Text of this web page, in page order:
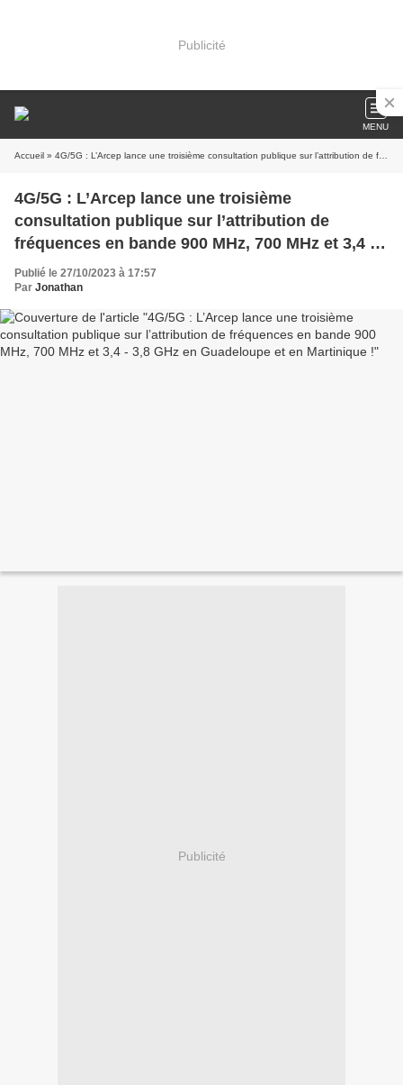
Publicité
MENU
Accueil » 4G/5G : L’Arcep lance une troisième consultation publique sur l’attribution de fréquences en bande 900 MHz, 700 MHz et 3,4 - 3,8 GHz en Guadeloupe et en Martinique !
4G/5G : L’Arcep lance une troisième
consultation publique sur l’attribution de
fréquences en bande 900 MHz, 700 MHz et 3,4 -
3,8 GHz en Guadeloupe et en Martinique !
Publié le 27/10/2023 à 17:57
Par Jonathan
Publicité